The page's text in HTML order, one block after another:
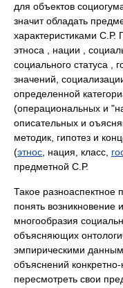
для объектов
значит обладать
характеристиками С.Р.
этноса , нации ,
социального статуса ,
значений,
определенной
(операциональных и
описательных и
методик, гипотез и
(этнос , нация, класс,
предметной С.Р.
Такое разноаспектное
понять возникновение
многообразия
объясняющих
эмпирическими
объяснений конкретно-
пересмотреть свои